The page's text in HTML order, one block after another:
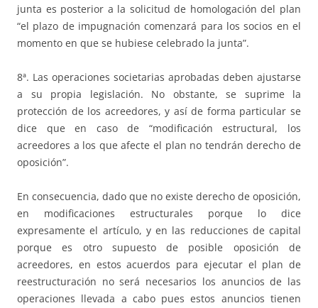
junta es posterior a la solicitud de homologación del plan
“el plazo de impugnación comenzará para los socios en el
momento en que se hubiese celebrado la junta”.
8ª. Las operaciones societarias aprobadas deben ajustarse
a su propia legislación. No obstante, se suprime la
protección de los acreedores, y así de forma particular se
dice que en caso de “modificación estructural, los
acreedores a los que afecte el plan no tendrán derecho de
oposición”.
En consecuencia, dado que no existe derecho de oposición,
en modificaciones estructurales porque lo dice
expresamente el artículo, y en las reducciones de capital
porque es otro supuesto de posible oposición de
acreedores, en estos acuerdos para ejecutar el plan de
reestructuración no será necesarios los anuncios de las
operaciones llevada a cabo pues estos anuncios tienen